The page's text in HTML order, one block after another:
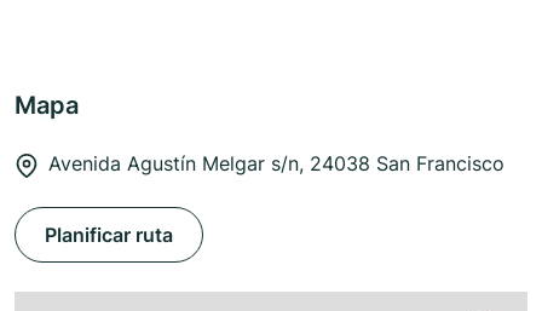
Mapa
Avenida Agustín Melgar s/n, 24038 San Francisco
Planificar ruta